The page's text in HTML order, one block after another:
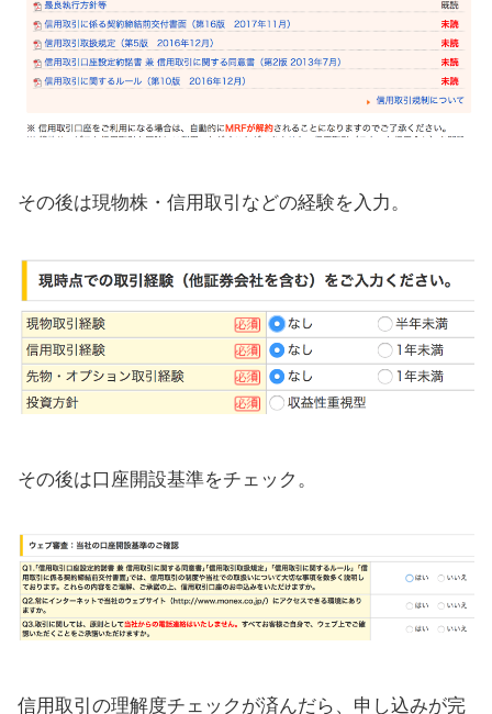
その後は現物株・信用取引などの経験を入力。
その後は口座開設基準をチェック。
信用取引の理解度チェックが済んだら、申し込みが完